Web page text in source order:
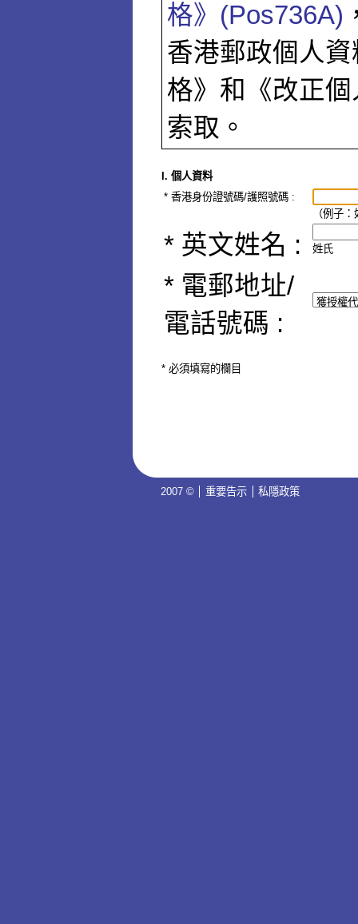
格》(Pos736A)
香港郵政個人
格》和《改正
索取。
I. 個人資料
* 香港身份證號碼/護照號碼 :
（例子
* 英文姓名 : 姓氏
* 電郵地址/
電話號碼 :
* 必須填寫的欄目
2007 © 重要告示 私隱政策